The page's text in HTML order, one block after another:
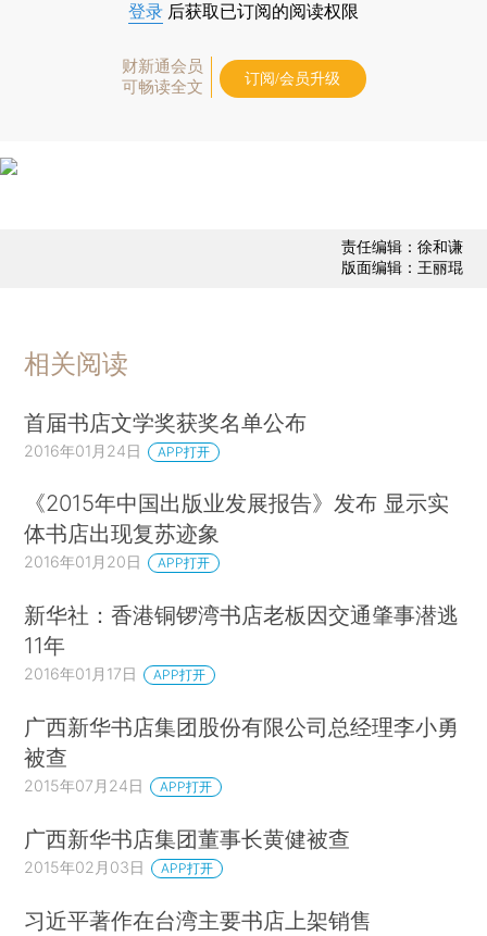
登录 后获取已订阅的阅读权限
财新通会员
可畅读全文
订阅/会员升级
责任编辑：徐和谦
版面编辑：王丽琨
相关阅读
首届书店文学奖获奖名单公布
2016年01月24日 APP打开
《2015年中国出版业发展报告》发布 显示实
体书店出现复苏迹象
2016年01月20日 APP打开
新华社：香港铜锣湾书店老板因交通肇事潜逃
11年
2016年01月17日 APP打开
广西新华书店集团股份有限公司总经理李小勇
被查
2015年07月24日 APP打开
广西新华书店集团董事长黄健被查
2015年02月03日 APP打开
习近平著作在台湾主要书店上架销售